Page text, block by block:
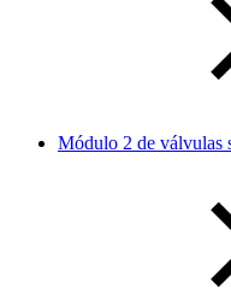
Módulo 2 de válvulas